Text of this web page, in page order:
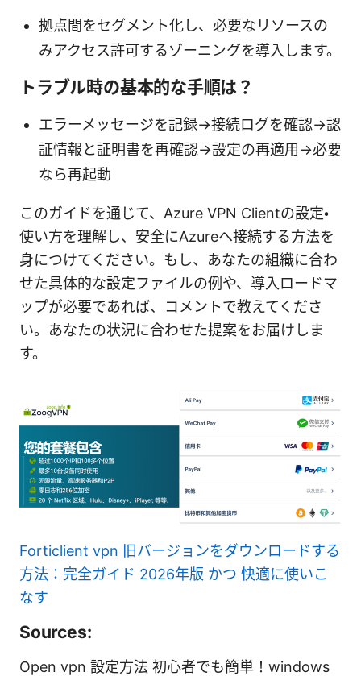
拠点間をセグメント化し、必要なリソースの
みアクセス許可するゾーニングを導入します。
トラブル時の基本的な手順は？
エラーメッセージを記録→接続ログを確認→認
証情報と証明書を再確認→設定の再適用→必要
なら再起動
このガイドを通じて、Azure VPN Clientの設定・
使い方を理解し、安全にAzureへ接続する方法を
身につけてください。もし、あなたの組織に合わ
せた具体的な設定ファイルの例や、導入ロードマ
ップが必要であれば、コメントで教えてくださ
い。あなたの状況に合わせた提案をお届けしま
す。
Forticlient vpn 旧バージョンをダウンロードする
方法：完全ガイド 2026年版 かつ 快適に使いこ
なす
Sources:
Open vpn 設定方法 初心者でも簡単！windows